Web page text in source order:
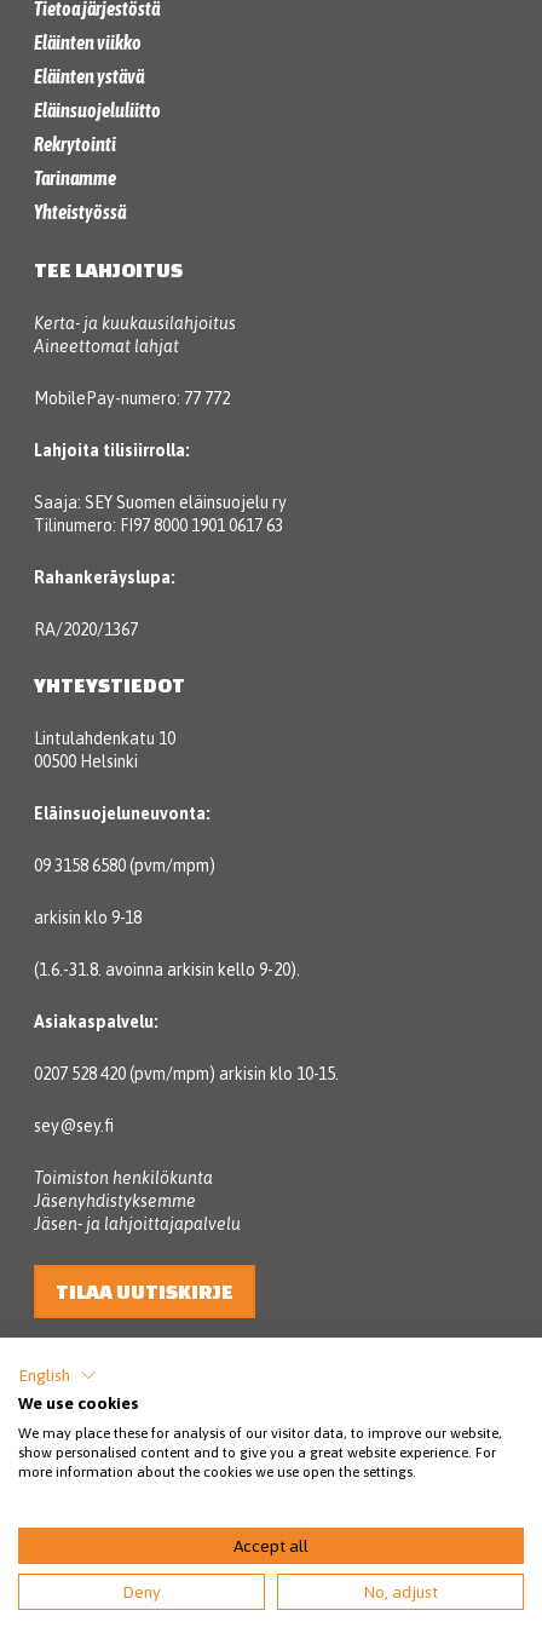
Tietoa järjestöstä
Eläinten viikko
Eläinten ystävä
Eläinsuojeluliitto
Rekrytointi
Tarinamme
Yhteistyössä
TEE LAHJOITUS
Kerta- ja kuukausilahjoitus
Aineettomat lahjat
MobilePay-numero: 77 772
Lahjoita tilisiirrolla:
Saaja: SEY Suomen eläinsuojelu ry
Tilinumero: FI97 8000 1901 0617 63
Rahankeräyslupa:
RA/2020/1367
YHTEYSTIEDOT
Lintulahdenkatu 10
00500 Helsinki
Eläinsuojeluneuvonta:
09 3158 6580 (pvm/mpm)
arkisin klo 9-18
(1.6.-31.8. avoinna arkisin kello 9-20).
Asiakaspalvelu:
0207 528 420 (pvm/mpm) arkisin klo 10-15.
sey@sey.fi
Toimiston henkilökunta
Jäsenyhdistyksemme
Jäsen- ja lahjoittajapalvelu
TILAA UUTISKIRJE
Tietosuojakäytännöt Rahankeräyslupa
Saavutettavuus
Maksuehdot
Ota yhteyttä EN SV
English
We use cookies
We may place these for analysis of our visitor data, to improve our website,
show personalised content and to give you a great website experience. For
more information about the cookies we use open the settings.
Accept all
Deny No, adjust